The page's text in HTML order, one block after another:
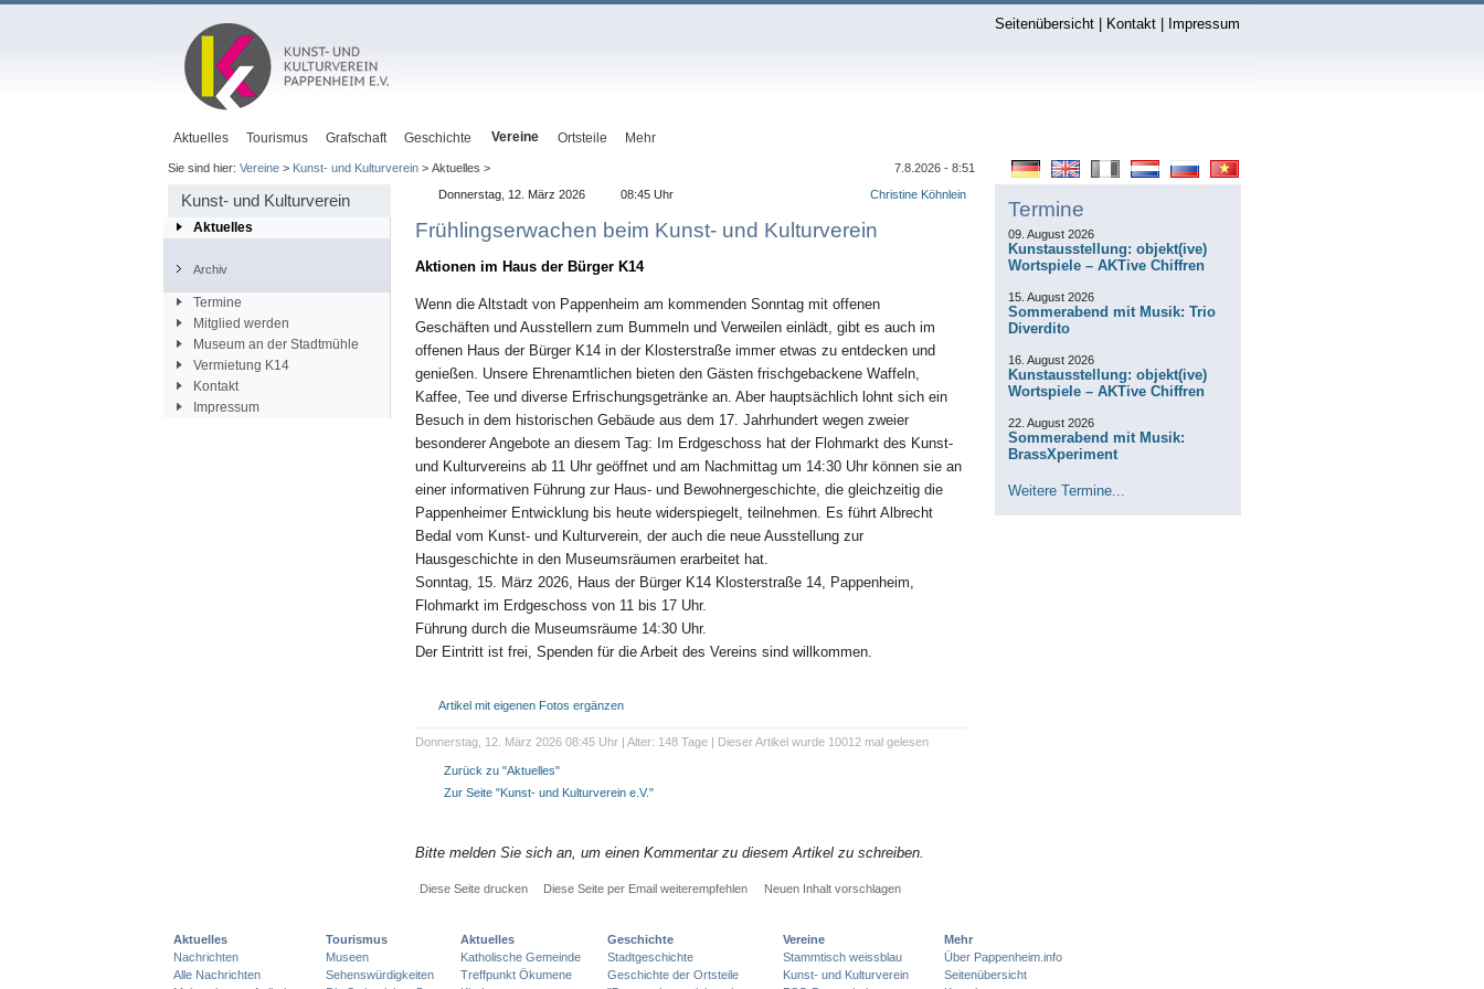
Seitenübersicht| Kontakt| Impressum
Aktuelles Tourismus Grafschaft Geschichte Vereine Ortsteile Mehr
Sie sind hier: Vereine> Kunst- und Kulturverein> Aktuelles > 7.8.2026 - 8:51
Kunst- und Kulturverein
Aktuelles
Archiv
Termine
Mitglied werden
Museum an der Stadtmühle
Vermietung K14
Kontakt
Impressum
Termine
09. August 2026
Kunstausstellung: objekt(ive)
Wortspiele – AKTive Chiffren
15. August 2026
Sommerabend mit Musik: Trio
Diverdito
16. August 2026
Kunstausstellung: objekt(ive)
Wortspiele – AKTive Chiffren
22. August 2026
Sommerabend mit Musik:
BrassXperiment
Weitere Termine...
Donnerstag, 12. März 2026 08:45 Uhr Christine Köhnlein
Frühlingserwachen beim Kunst- und Kulturverein
Aktionen im Haus der Bürger K14
Wenn die Altstadt von Pappenheim am kommenden Sonntag mit offenen
Geschäften und Ausstellern zum Bummeln und Verweilen einlädt, gibt es auch im
offenen Haus der Bürger K14 in der Klosterstraße immer etwas zu entdecken und
genießen. Unsere Ehrenamtlichen bieten den Gästen frischgebackene Waffeln,
Kaffee, Tee und diverse Erfrischungsgetränke an. Aber hauptsächlich lohnt sich ein
Besuch in dem historischen Gebäude aus dem 17. Jahrhundert wegen zweier
besonderer Angebote an diesem Tag: Im Erdgeschoss hat der Flohmarkt des Kunst-
und Kulturvereins ab 11 Uhr geöffnet und am Nachmittag um 14:30 Uhr können sie an
einer informativen Führung zur Haus- und Bewohnergeschichte, die gleichzeitig die
Pappenheimer Entwicklung bis heute widerspiegelt, teilnehmen. Es führt Albrecht
Bedal vom Kunst- und Kulturverein, der auch die neue Ausstellung zur
Hausgeschichte in den Museumsräumen erarbeitet hat.
Sonntag, 15. März 2026, Haus der Bürger K14 Klosterstraße 14, Pappenheim,
Flohmarkt im Erdgeschoss von 11 bis 17 Uhr.
Führung durch die Museumsräume 14:30 Uhr.
Der Eintritt ist frei, Spenden für die Arbeit des Vereins sind willkommen.
Artikel mit eigenen Fotos ergänzen
Donnerstag, 12. März 2026 08:45 Uhr | Alter: 148 Tage | Dieser Artikel wurde 10012 mal gelesen
Zurück zu "Aktuelles"
Zur Seite "Kunst- und Kulturverein e.V."
Bitte melden Sie sich an, um einen Kommentar zu diesem Artikel zu schreiben.
Diese Seite drucken Diese Seite per Email weiterempfehlen Neuen Inhalt vorschlagen
Aktuelles
Nachrichten
Alle Nachrichten
Tourismus
Museen
Sehenswürdigkeiten
Aktuelles
Katholische Gemeinde
Treffpunkt Ökumene
Geschichte
Stadtgeschichte
Geschichte der Ortsteile
Vereine
Stammtisch weissblau
Kunst- und Kulturverein
Mehr
Über Pappenheim.info
Seitenübersicht